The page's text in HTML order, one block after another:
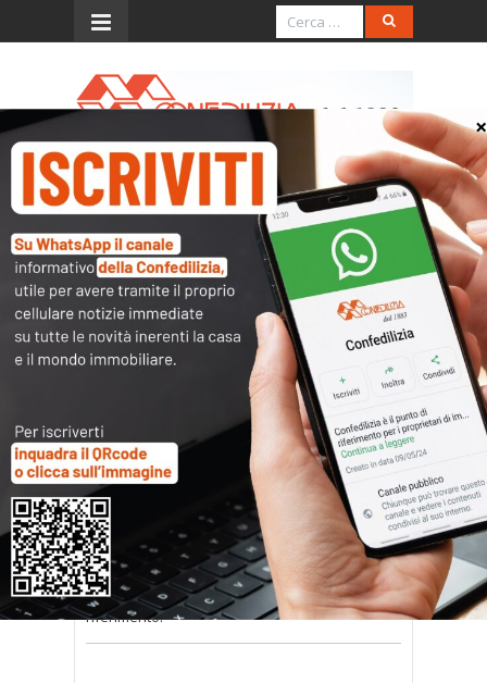
Menu
Canale 5 – 9.12.2025 – TG5
– Ore 8.15
L’accesso al contenuto
completo è riservato ai
soli utenti abilitati.
Tutti i documenti presenti nelle Banche dati
sonoa disposizione dei socima per poterli
consultare occorre
inserire i dati di accesso
nel modulo a destra della pagina
Se non possiedi nome utente e password
oppure li hai
smarriti richiedili alla tua
Associazione territoriale Confediliziadi
riferimento.